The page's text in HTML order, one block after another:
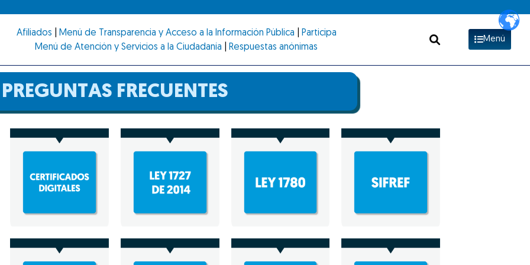
Afiliados Menú de Transparencia y Acceso a la Información Pública
Participa
Menú de Atención y Servicios a la Ciudadanía
Respuestas anónimas
Menú
PREGUNTAS FRECUENTES